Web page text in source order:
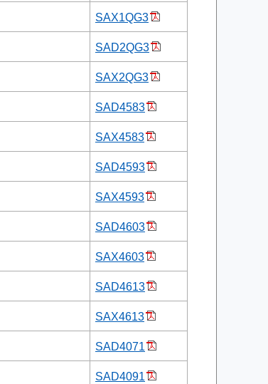
SAX1QG3
SAD2QG3
SAX2QG3
SAD4583
SAX4583
SAD4593
SAX4593
SAD4603
SAX4603
SAD4613
SAX4613
SAD4071
SAD4091